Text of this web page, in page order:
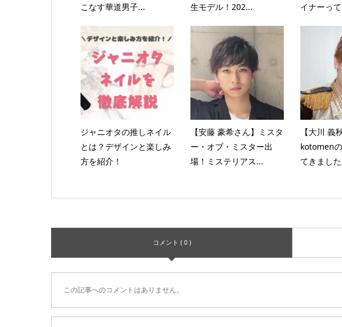
こなす華道男子...
生モデル！202...
イナーっ
ジャニオタの推しネイル
とは？デザインと楽しみ
方を紹介！
【安藤 豪希さん】ミスタ
ー・オブ・ミスター出
場！ミステリアス...
【大川 義
kotomen
てきまし
コメント ( 0 )
この記事へのコメントはありません。